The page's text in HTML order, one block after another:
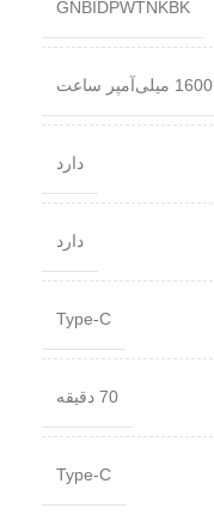
GNBIDPWTNKBK
1600 میلی‌آمپر ساعت
دارد
دارد
Type-C
70 دقیقه
Type-C